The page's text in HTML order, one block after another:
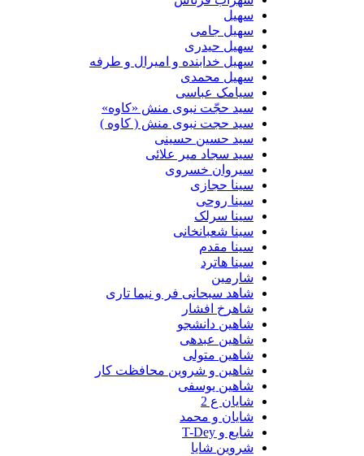
سهیل جامی
سهیل حیدری
سهیل خدابنده و امیرال و طرفه
سهیل محمدی
سیامک عباسی
سید حجّت نبوی منش «کاوه»
سید حجت نبوی منش ( کاوه )
سید حسین حسینى
سید سجاد میر علائی
سیروان خسروی
سینا حجازی
سینا روحی
سینا سرلک
سینا شعبانخانی
سینا مقدم
سینا هاترد
شارمین
شاهد سبحانی فر و نیما تاری
شاهرخ افشار
شاهین دانشجو
شاهین عبدهی
شاهین متولی
شاهین و شروین محافظت کار
شاهین یوسفی
شایان ع 2
شایان و محمد
شایع و T-Dey
شروین شایا